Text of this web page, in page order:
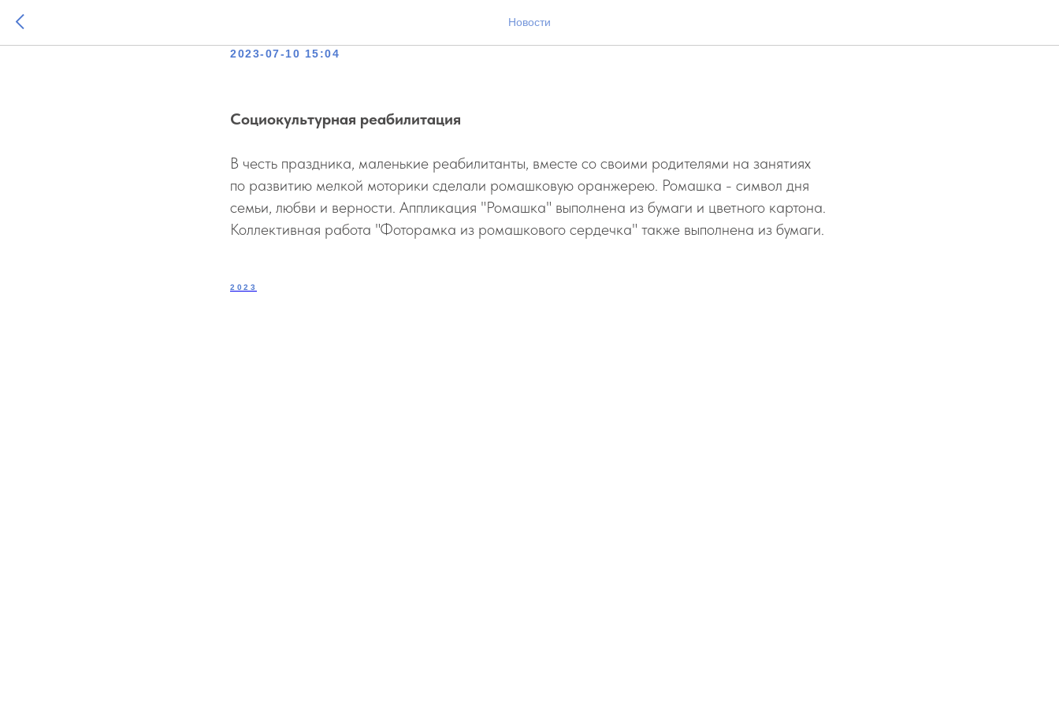
Новости
2023-07-10 15:04
Социокультурная реабилитация
В честь праздника, маленькие реабилитанты, вместе со своими родителями на занятиях
по развитию мелкой моторики сделали ромашковую оранжерею. Ромашка - символ дня
семьи, любви и верности. Аппликация "Ромашка" выполнена из бумаги и цветного картона.
Коллективная работа "Фоторамка из ромашкового сердечка" также выполнена из бумаги.
2023